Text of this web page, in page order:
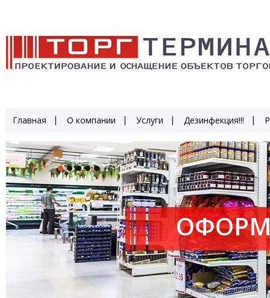
Главная О компании Услуги Дезинфекция!!!